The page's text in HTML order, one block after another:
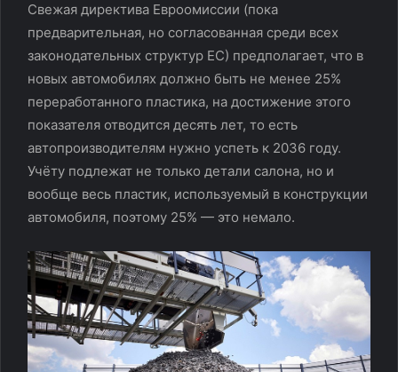
Свежая директива Евроомиссии (пока
предварительная, но согласованная среди всех
законодательных структур ЕС) предполагает, что в
новых автомобилях должно быть не менее 25%
переработанного пластика, на достижение этого
показателя отводится десять лет, то есть
автопроизводителям нужно успеть к 2036 году.
Учёту подлежат не только детали салона, но и
вообще весь пластик, используемый в конструкции
автомобиля, поэтому 25% — это немало.